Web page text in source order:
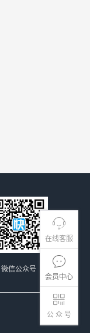
在线客服
会员中心
公 众 号
微信公众号